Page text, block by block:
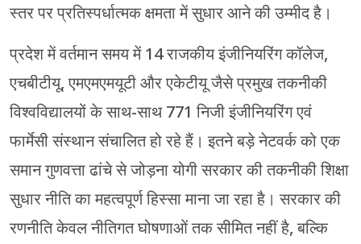
स्तर पर प्रतिस्पर्धात्मक क्षमता में सुधार आने की उम्मीद है।
प्रदेश में वर्तमान समय में 14 राजकीय इंजीनियरिंग कॉलेज,
एचबीटीयू, एमएमएमयूटी और एकेटीयू जैसे प्रमुख तकनीकी
विश्वविद्यालयों के साथ-साथ 771 निजी इंजीनियरिंग एवं
फार्मेसी संस्थान संचालित हो रहे हैं। इतने बड़े नेटवर्क को एक
समान गुणवत्ता ढांचे से जोड़ना योगी सरकार की तकनीकी शिक्षा
सुधार नीति का महत्वपूर्ण हिस्सा माना जा रहा है। सरकार की
रणनीति केवल नीतिगत घोषणाओं तक सीमित नहीं है, बल्कि